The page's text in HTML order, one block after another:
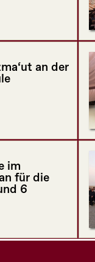
an der
im
für die
6